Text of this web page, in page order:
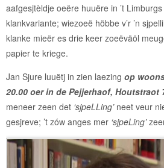
aafgesjtèldje oeëre huuëre in ’t
klankvariante; wiezoeë höbbe v’r ’n
klanke mieër es drie keer zoeëväöl
papier te kriege.
Jan Sjure luuëtj in zien laezing op
20.00 oer in de Pejjerhaof, Houtstraot
meneer zeen det ‘sjpeLLing’neet veur
gesjreve; ’t zów anges mer ‘sjpeLing’